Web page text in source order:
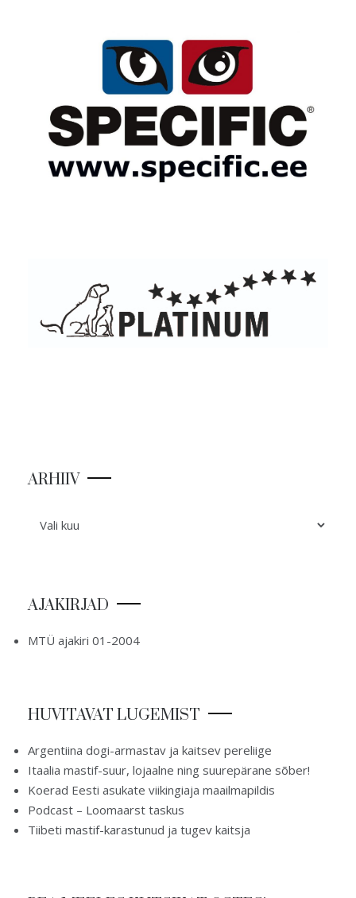
ARHIIV
AJAKIRJAD
MTÜ ajakiri 01-2004
HUVITAVAT LUGEMIST
Argentiina dogi-armastav ja kaitsev pereliige
Itaalia mastif-suur, lojaalne ning suurepärane sõber!
Koerad Eesti asukate viikingiaja maailmapildis
Podcast – Loomaarst taskus
Tiibeti mastif-karastunud ja tugev kaitsja